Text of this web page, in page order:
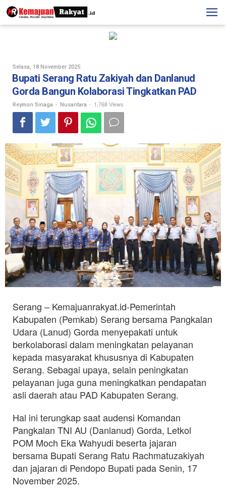
Skip
to
content
Selasa, 18 November 2025Oleh
Reymon
Sinaga
Bupati Serang Ratu Zakiyah dan Danlanud
Gorda Bangun Kolaborasi Tingkatkan PAD
Reymon Sinaga - Nusantara - 1,768 Views
Serang – Kemajuanrakyat.id-Pemerintah
Kabupaten (Pemkab) Serang bersama Pangkalan
Udara (Lanud) Gorda menyepakati untuk
berkolaborasi dalam meningkatan pelayanan
kepada masyarakat khususnya di Kabupaten
Serang. Sebagai upaya, selain peningkatan
pelayanan juga guna meningkatkan pendapatan
asli daerah atau PAD Kabupaten Serang.
Hal ini terungkap saat audensi Komandan
Pangkalan TNI AU (Danlanud) Gorda, Letkol
POM Moch Eka Wahyudi beserta jajaran
bersama Bupati Serang Ratu Rachmatuzakiyah
dan jajaran di Pendopo Bupati pada Senin, 17
November 2025.